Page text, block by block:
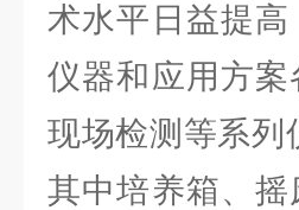
术水平日益提
仪器和应用方
现场检测等系列
其中培养箱、